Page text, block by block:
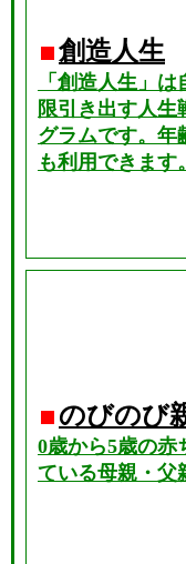
創造人生
「創造人生」
限引き出す人生
グラムです。年
も利用できます
のびのび
0歳から5歳の赤
ている母親・父